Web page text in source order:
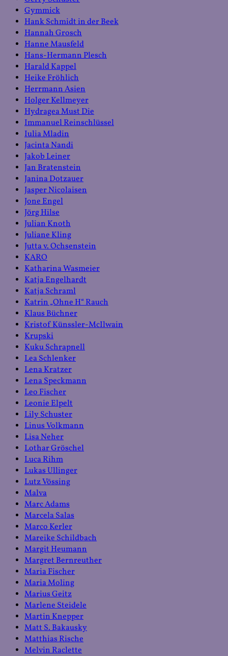
Gymmick
Hank Schmidt in der Beek
Hannah Grosch
Hanne Mausfeld
Hans-Hermann Plesch
Harald Kappel
Heike Fröhlich
Herrmann Asien
Holger Kellmeyer
Hydragea Must Die
Immanuel Reinschlüssel
Iulia Mladin
Jacinta Nandi
Jakob Leiner
Jan Bratenstein
Janina Dotzauer
Jasper Nicolaisen
Jone Engel
Jörg Hilse
Julian Knoth
Juliane Kling
Jutta v. Ochsenstein
KARO
Katharina Wasmeier
Katja Engelhardt
Katja Schraml
Katrin „Ohne H“ Rauch
Klaus Büchner
Kristof Künssler-McIlwain
Krupski
Kuku Schrapnell
Lea Schlenker
Lena Kratzer
Lena Speckmann
Leo Fischer
Leonie Elpelt
Lily Schuster
Linus Volkmann
Lisa Neher
Lothar Gröschel
Luca Rihm
Lukas Ullinger
Lutz Vössing
Malva
Marc Adams
Marcela Salas
Marco Kerler
Mareike Schildbach
Margit Heumann
Margret Bernreuther
Maria Fischer
Maria Moling
Marius Geitz
Marlene Steidele
Martin Knepper
Matt S. Bakausky
Matthias Rische
Melvin Raclette